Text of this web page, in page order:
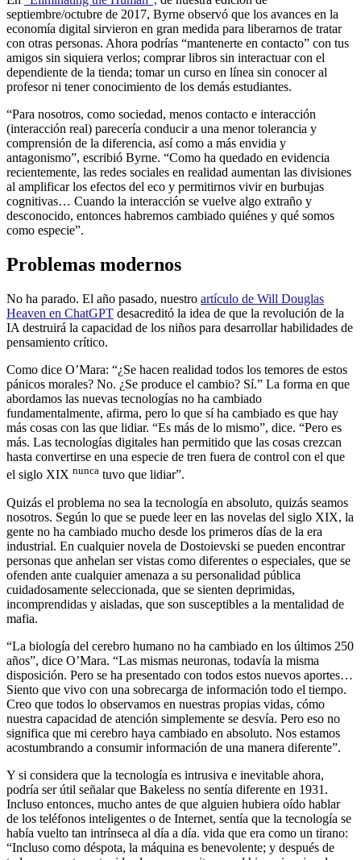
septiembre/octubre de 2017, Byrne observó que los avances en la
economía digital sirvieron en gran medida para liberarnos de tratar
con otras personas. Ahora podrías “mantenerte en contacto” con tus
amigos sin siquiera verlos; comprar libros sin interactuar con el
dependiente de la tienda; tomar un curso en línea sin conocer al
profesor ni tener conocimiento de los demás estudiantes.
“Para nosotros, como sociedad, menos contacto e interacción
(interacción real) parecería conducir a una menor tolerancia y
comprensión de la diferencia, así como a más envidia y
antagonismo”, escribió Byrne. “Como ha quedado en evidencia
recientemente, las redes sociales en realidad aumentan las divisiones
al amplificar los efectos del eco y permitirnos vivir en burbujas
cognitivas… Cuando la interacción se vuelve algo extraño y
desconocido, entonces habremos cambiado quiénes y qué somos
como especie”.
Problemas modernos
No ha parado. El año pasado, nuestro artículo de Will Douglas
Heaven en ChatGPT desacreditó la idea de que la revolución de la
IA destruirá la capacidad de los niños para desarrollar habilidades de
pensamiento crítico.
Como dice O’Mara: “¿Se hacen realidad todos los temores de estos
pánicos morales? No. ¿Se produce el cambio? Sí.” La forma en que
abordamos las nuevas tecnologías no ha cambiado
fundamentalmente, afirma, pero lo que sí ha cambiado es que hay
más cosas con las que lidiar. “Es más de lo mismo”, dice. “Pero es
más. Las tecnologías digitales han permitido que las cosas crezcan
hasta convertirse en una especie de tren fuera de control con el que
el siglo XIX nunca tuvo que lidiar”.
Quizás el problema no sea la tecnología en absoluto, quizás seamos
nosotros. Según lo que se puede leer en las novelas del siglo XIX, la
gente no ha cambiado mucho desde los primeros días de la era
industrial. En cualquier novela de Dostoievski se pueden encontrar
personas que anhelan ser vistas como diferentes o especiales, que se
ofenden ante cualquier amenaza a su personalidad pública
cuidadosamente seleccionada, que se sienten deprimidas,
incomprendidas y aisladas, que son susceptibles a la mentalidad de
mafia.
“La biología del cerebro humano no ha cambiado en los últimos 250
años”, dice O’Mara. “Las mismas neuronas, todavía la misma
disposición. Pero se ha presentado con todos estos nuevos aportes…
Siento que vivo con una sobrecarga de información todo el tiempo.
Creo que todos lo observamos en nuestras propias vidas, cómo
nuestra capacidad de atención simplemente se desvía. Pero eso no
significa que mi cerebro haya cambiado en absoluto. Nos estamos
acostumbrando a consumir información de una manera diferente”.
Y si considera que la tecnología es intrusiva e inevitable ahora,
podría ser útil señalar que Bakeless no sentía diferente en 1931.
Incluso entonces, mucho antes de que alguien hubiera oído hablar
de los teléfonos inteligentes o de Internet, sentía que la tecnología se
había vuelto tan intrínseca al día a día. vida que era como un tirano:
“Incluso como déspota, la máquina es benevolente; y después de